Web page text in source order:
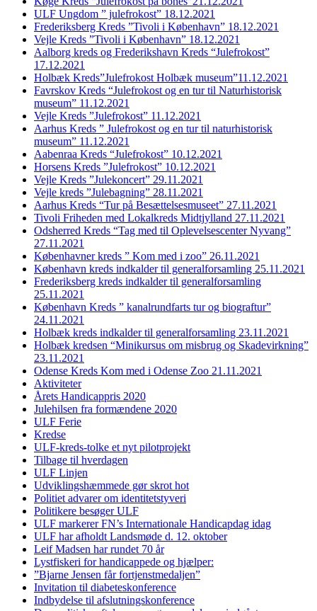
ULF Ungdom ” julefrokost” 18.12.2021
Frederiksberg Kreds ”Tivoli i København” 18.12.2021
Vejle Kreds ”Tivoli i København” 18.12.2021
Aalborg kreds og Frederikshavn Kreds “Julefrokost”
17.12.2021
Holbæk Kreds”Julefrokost Holbæk museum”11.12.2021
Favrskov Kreds “Julefrokost og en tur til Naturhistorisk
museum” 11.12.2021
Vejle Kreds ”Julefrokost” 11.12.2021
Aarhus Kreds ” Julefrokost og en tur til naturhistorisk
museum” 11.12.2021
Aabenraa Kreds “Julefrokost” 10.12.2021
Horsens Kreds ”Julefrokost” 10.12.2021
Vejle Kreds ”Julekoncert” 29.11.2021
Vejle kreds ”Julebagning” 28.11.2021
Aarhus Kreds “Tur på Besættelsesmuseet” 27.11.2021
Tivoli Friheden med Lokalkreds Midtjylland 27.11.2021
Odsherred Kreds “Tag med til Oplevelsescenter Nyvang”
27.11.2021
Københavner kreds ” Kom med i zoo” 26.11.2021
København kreds indkalder til generalforsamling 25.11.2021
Frederiksberg kreds indkalder til generalforsamling
25.11.2021
København Kreds ” kanalrundfarts tur og biograftur”
24.11.2021
Holbæk kreds indkalder til generalforsamling 23.11.2021
Holbæk kredsen “Minikursus om misbrug og Skadevirkning”
23.11.2021
Odense Kreds Kom med i Odense Zoo 21.11.2021
Aktiviteter
Årets Handicappris 2020
Julehilsen fra formændene 2020
ULF Ferie
Kredse
ULF-kreds-tolke et nyt pilotprojekt
Tilbage til hverdagen
ULF Linjen
Udviklingshæmmede gør skrot hot
Politiet advarer om identitetstyveri
Politikere besøger ULF
ULF markerer FN’s Internationale Handicapdag idag
ULF har afholdt Landsmøde d. 12. oktober
Leif Madsen har rundet 70 år
Lystfiskeri for handicappede og hjælper:
”Bjarne Jensen får fortjenstmedaljen”
Invitation til diabeteskonference
Indbydelse til afslutningskonference